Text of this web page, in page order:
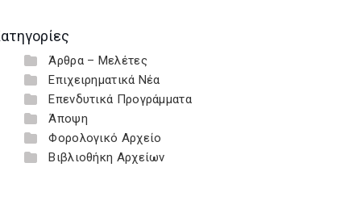
Άρθρα – Μελέτες
Επιχειρηματικά Νέα
Επενδυτικά Προγράμματα
Άποψη
Φορολογικό Αρχείο
Βιβλιοθήκη Αρχείων